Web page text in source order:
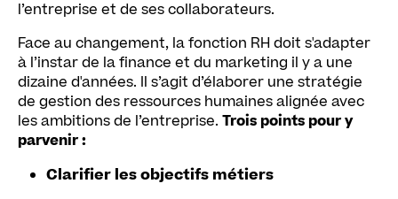
l’entreprise et de ses collaborateurs.
Face au changement, la fonction RH doit s'adapter
à l’instar de la finance et du marketing il y a une
dizaine d'années. Il s’agit d’élaborer une stratégie
de gestion des ressources humaines alignée avec
les ambitions de l’entreprise. Trois points pour y
parvenir :
Clarifier les objectifs métiers